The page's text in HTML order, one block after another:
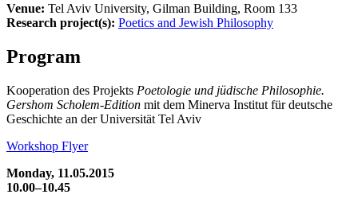
Venue: Tel Aviv University, Gilman Building, Room 133
Research project(s): Poetics and Jewish Philosophy
Program
Kooperation des Projekts Poetologie und jüdische Philosophie.
Gershom Scholem-Edition mit dem Minerva Institut für deutsche
Geschichte an der Universität Tel Aviv
Workshop Flyer
Monday, 11.05.2015
10.00–10.45